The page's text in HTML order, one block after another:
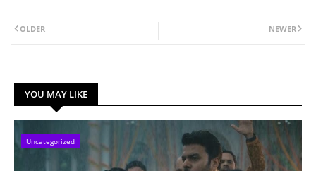
NEWER
OLDER
YOU MAY LIKE
Uncategorized